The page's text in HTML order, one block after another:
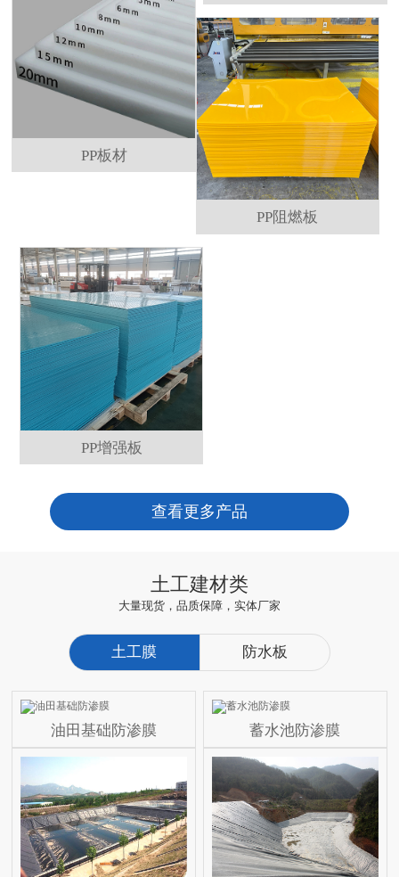
PP板材
PP阻燃板
PP增强板
查看更多产品
土工建材类
大量现货，品质保障，实体厂家
土工膜 防水板
油田基础防渗膜 蓄水池防渗膜